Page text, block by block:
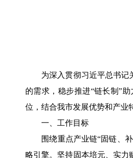
为深入贯彻习近平总书记关
的需求，稳步推进“链长制”
位，结合我市发展优势和产业
一、工作目标
围绕重点产业链“固链、补
略引擎。坚持固本培元、实力